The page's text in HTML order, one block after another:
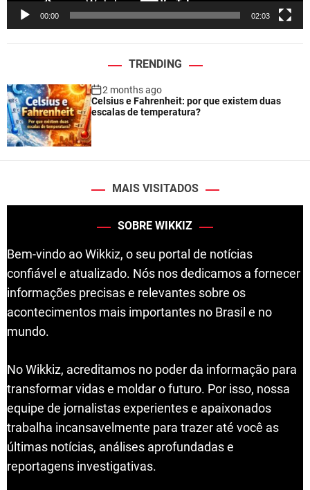
00:00 02:03
TRENDING
2 months ago
Celsius e Fahrenheit: por que existem duas
escalas de temperatura?
MAIS VISITADOS
SOBRE WIKKIZ
Bem-vindo ao Wikkiz, o seu portal de notícias
confiável e atualizado. Nós nos dedicamos a fornecer
informações precisas e relevantes sobre os
acontecimentos mais importantes no Brasil e no
mundo.
No Wikkiz, acreditamos no poder da informação para
transformar vidas e moldar o futuro. Por isso, nossa
equipe de jornalistas experientes e apaixonados
trabalha incansavelmente para trazer até você as
últimas notícias, análises aprofundadas e
reportagens investigativas.